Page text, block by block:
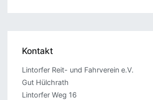
Kontakt
Lintorfer Reit- und Fahrverein e.V.
Gut Hülchrath
Lintorfer Weg 16